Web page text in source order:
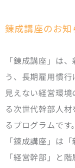
錬成講座のお知
「錬成講座」は
う、長期雇用慣
見えない経営環
る次世代幹部人
るプログラムです。
「錬成講座」は
「経営幹部」と